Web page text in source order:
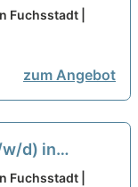
Wir haben
Sie!
Fuchsstadt |
zum Angebot
d) in
Woche) -
Fuchsstadt |